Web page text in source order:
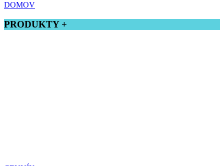
DOMOV
PRODUKTY +